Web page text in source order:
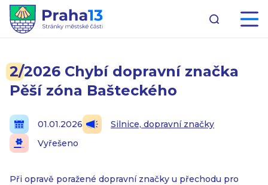
2/2026 Chybí dopravní značka
Pěší zóna Bašteckého
01.01.2026
Silnice, dopravní značky
Vyřešeno
Při opravě poražené dopravní značky u přechodu pro